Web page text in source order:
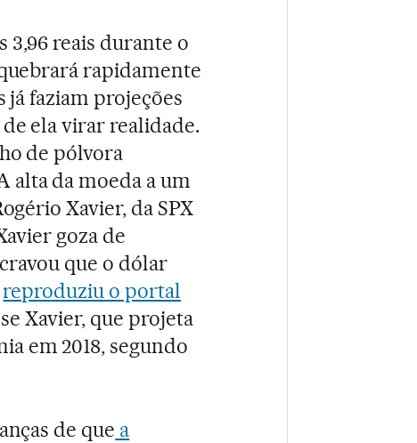
3,96 reais durante o
rapidamente
já faziam projeções
ela virar realidade.
de pólvora
alta da moeda a um
Xavier, da SPX
goza de
que o dólar
reproduziu o portal
Xavier, que projeta
em 2018, segundo
de que a